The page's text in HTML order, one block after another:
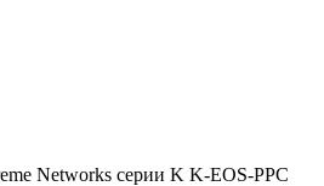
Networks серии K K-EOS-PPC